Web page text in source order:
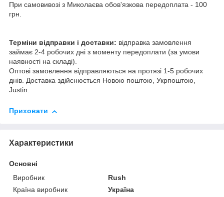
При самовивозі з Миколаєва обов'язкова передоплата - 100
грн.
Терміни відправки і доставки: відправка замовлення
займає 2-4 робочих дні з моменту передоплати (за умови
наявності на складі).
Оптові замовлення відправляються на протязі 1-5 робочих
днів. Доставка здійснюється Новою поштою, Укрпоштою,
Justin.
Приховати
Характеристики
Основні
Виробник
Rush
Країна виробник
Україна